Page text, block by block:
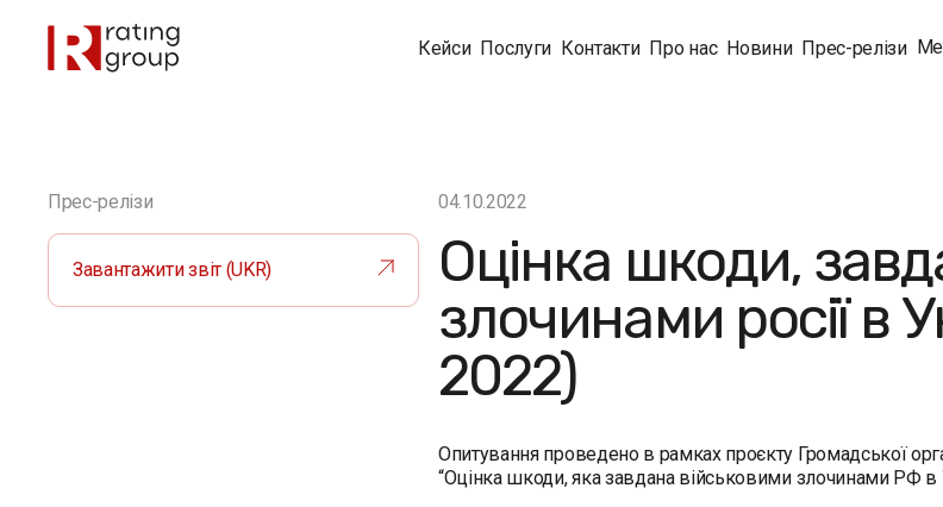
Кейси Послуги Контакти Про нас Новини Прес-релізи
Прес-релізи
Завантажити звіт (UKR)
04.10.2022
Оцінка шкоди,
злочинами росії в
2022)
Опитування проведено в рамках проєкту Громадської
“Оцінка шкоди, яка завдана військовими злочинами РФ в